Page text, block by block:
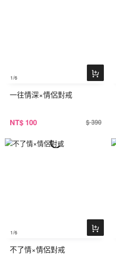
1/6
一往情深×情侶對戒
NT$ 100 $ 390
1/6
不了情×情侶對戒